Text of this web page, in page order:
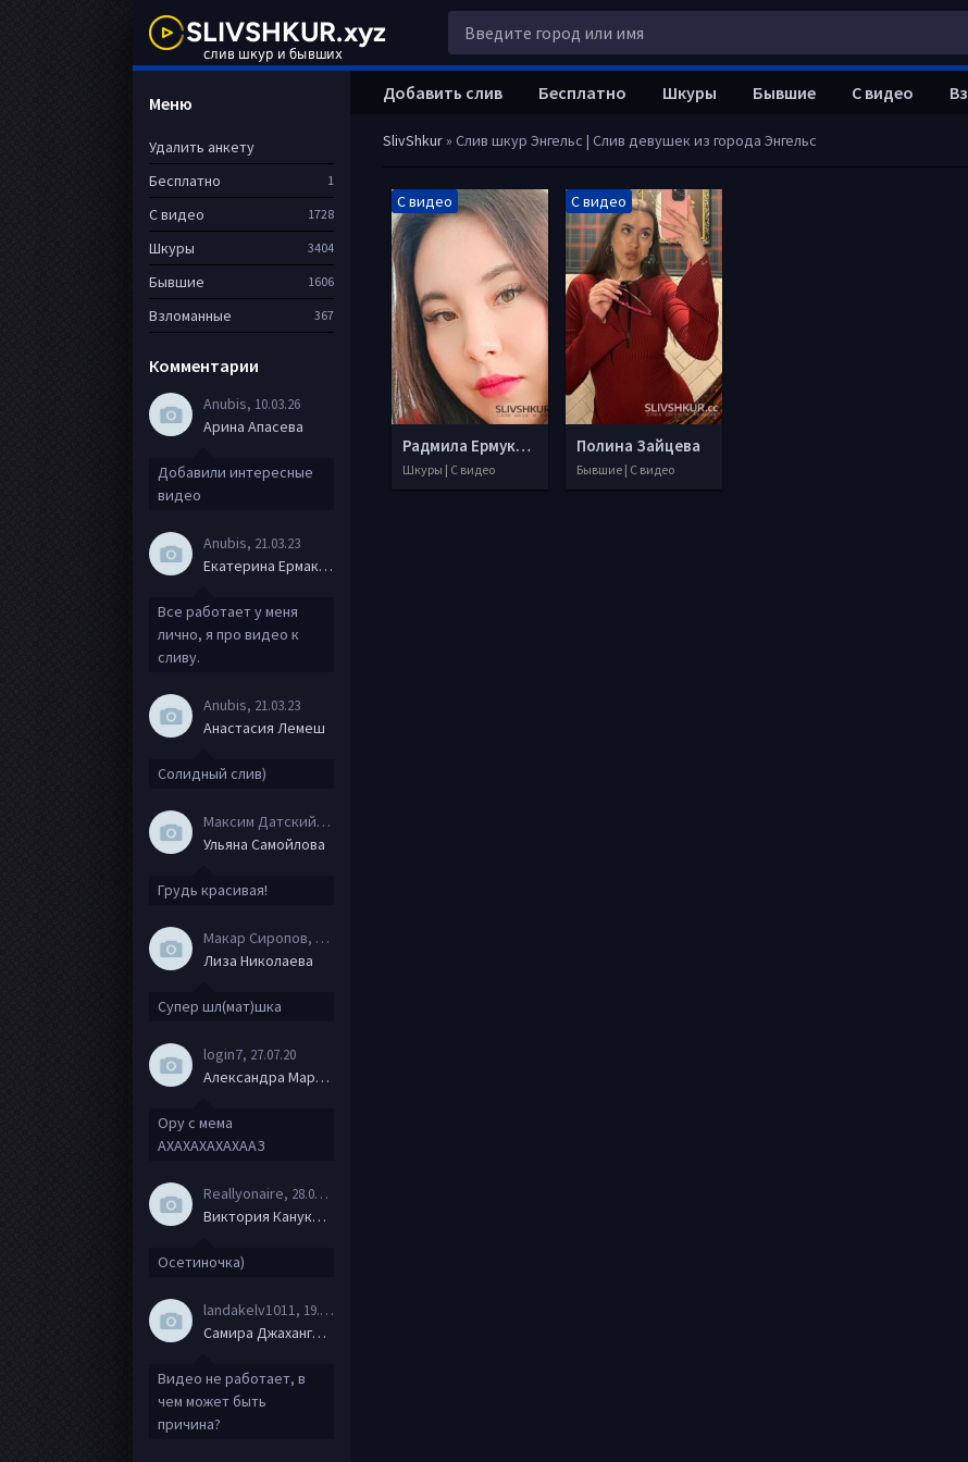
SlivShkur» Слив шкур Энгельс | Слив девушек из города Энгельс
С видео
Радмила Ермуканова
Шкуры | С видео
С видео
Полина Зайцева
Бывшие | С видео
Добавить слив Бесплатно Шкуры Бывшие С видео
Меню
Удалить анкету
Бесплатно
1
С видео 1728
Шкуры 3404
Бывшие 1606
Взломанные 367
Комментарии
Anubis, 10.03.26
Арина Апасева
Добавили интересные
видео
Anubis, 21.03.23
Екатерина Ермакова
Все работает у меня
лично, я про видео к
сливу.
Anubis, 21.03.23
Анастасия Лемеш
Солидный слив)
Максим Датский
, 15.08.20
Ульяна Самойлова
Грудь красивая!
Макар Сиропов, 08.08.20
Лиза Николаева
Супер шл(мат)шка
login7, 27.07.20
Александра Маркова
Ору с мема
АХАХАХАХАХААЗ
Reallyonaire, 28.06.20
Виктория Канукова
Осетиночка)
landakelv1011 , 19.06.20
Самира Джахангирова
Видео не работает, в
чем может быть
причина?